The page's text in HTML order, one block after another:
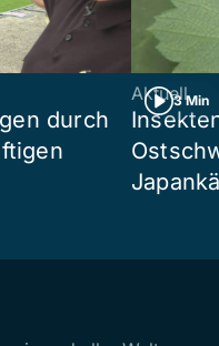
durch
3 Min
Aktuell